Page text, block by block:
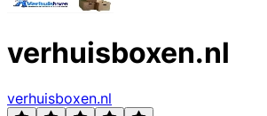
verhuisboxen.nl
verhuisboxen.nl